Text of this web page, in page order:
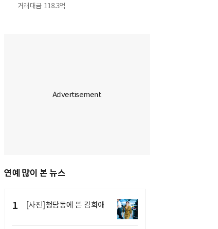
거래대금 118.3억
연예 많이 본 뉴스
1 [사진]청담동에 뜬 김희애